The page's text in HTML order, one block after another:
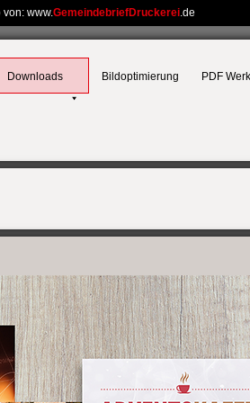
www.GemeindebriefDruckerei.de
Downloads Bildoptimierung PDF